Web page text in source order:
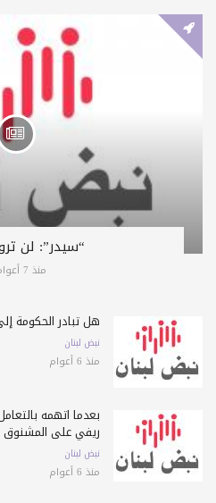
“سيدر”: لن
منذ 7 أعوام
هل تبادر الحكومة
نبض لبنان
منذ 6 أعوام
بعدما اتهمه
ريفي على المشنوق
نبض لبنان
منذ 6 أعوام